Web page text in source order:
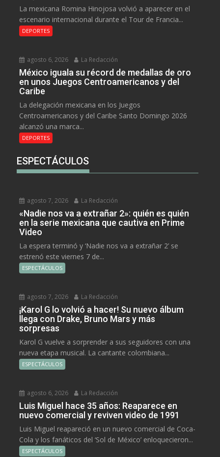
La mexicana Romina Hinojosa volvió a aparecer en el
escenario internacional durante el Tour de Francia...
DEPORTES
agosto 6, 2026 La Redacción
México iguala su récord de medallas de oro
en unos Juegos Centroamericanos y del
Caribe
La delegación mexicana en los Juegos
Centroamericanos y del Caribe Santo Domingo 2026
alcanzó una marca...
DEPORTES
ESPECTÁCULOS
agosto 7, 2026 La Redacción
«Nadie nos va a extrañar 2»: quién es quién
en la serie mexicana que cautiva en Prime
Video
La espera terminó y ‘Nadie nos va a extrañar 2’ se
estrenó este viernes 7 de...
ESPECTÁCULOS
agosto 7, 2026 La Redacción
¡Karol G lo volvió a hacer! Su nuevo álbum
llega con Drake, Bruno Mars y más
sorpresas
Karol G vuelve a sorprender a sus seguidores con una
nueva etapa musical. La cantante colombiana...
ESPECTÁCULOS
agosto 6, 2026 La Redacción
Luis Miguel hace 35 años: Reaparece en
nuevo comercial y reviven video de 1991
Luis Miguel reapareció en un nuevo comercial de Coca-
Cola y los fanáticos del ‘Sol de México’ enloquecieron...
ESPECTÁCULOS